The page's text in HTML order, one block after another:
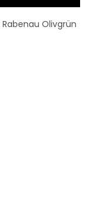
Olivgrün